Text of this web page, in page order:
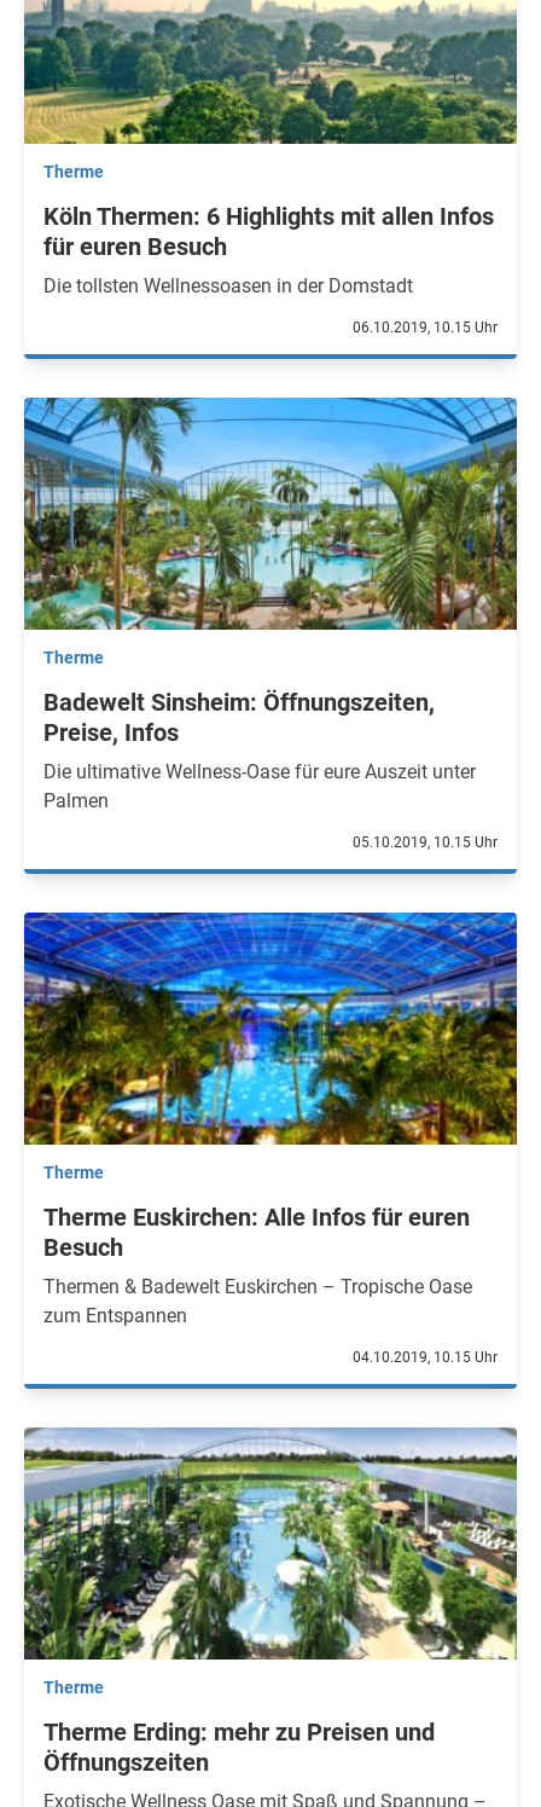
Therme
Köln Thermen: 6 Highlights mit allen Infos
für euren Besuch
Die tollsten Wellnessoasen in der Domstadt
06.10.2019, 10.15 Uhr
Therme
Badewelt Sinsheim: Öffnungszeiten,
Preise, Infos
Die ultimative Wellness-Oase für eure Auszeit unter
Palmen
05.10.2019, 10.15 Uhr
Therme
Therme Euskirchen: Alle Infos für euren
Besuch
Thermen & Badewelt Euskirchen – Tropische Oase
zum Entspannen
04.10.2019, 10.15 Uhr
Therme
Therme Erding: mehr zu Preisen und
Öffnungszeiten
Exotische Wellness Oase mit Spaß und Spannung –